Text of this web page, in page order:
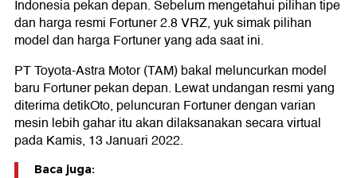
Indonesia pekan depan. Sebelum mengetahui pilihan tipe
dan harga resmi Fortuner 2.8 VRZ, yuk simak pilihan
model dan harga Fortuner yang ada saat ini.
PT Toyota-Astra Motor (TAM) bakal meluncurkan model
baru Fortuner pekan depan. Lewat undangan resmi yang
diterima detikOto, peluncuran Fortuner dengan varian
mesin lebih gahar itu akan dilaksanakan secara virtual
pada Kamis, 13 Januari 2022.
Baca juga: